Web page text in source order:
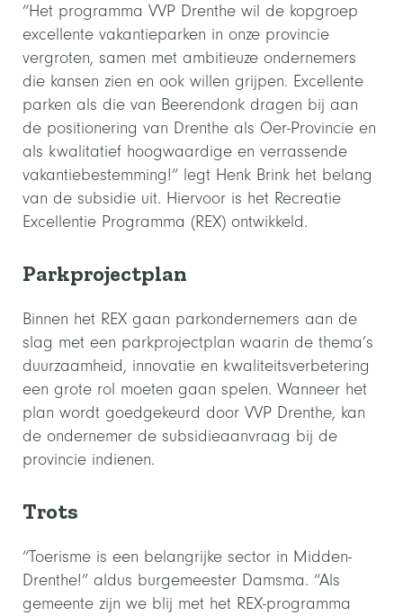
“Het programma VVP Drenthe wil de kopgroep
excellente vakantieparken in onze provincie
vergroten, samen met ambitieuze ondernemers
die kansen zien en ook willen grijpen. Excellente
parken als die van Beerendonk dragen bij aan
de positionering van Drenthe als Oer-Provincie en
als kwalitatief hoogwaardige en verrassende
vakantiebestemming!” legt Henk Brink het belang
van de subsidie uit. Hiervoor is het Recreatie
Excellentie Programma (REX) ontwikkeld.
Parkprojectplan
Binnen het REX gaan parkondernemers aan de
slag met een parkprojectplan waarin de thema’s
duurzaamheid, innovatie en kwaliteitsverbetering
een grote rol moeten gaan spelen. Wanneer het
plan wordt goedgekeurd door VVP Drenthe, kan
de ondernemer de subsidieaanvraag bij de
provincie indienen.
Trots
“Toerisme is een belangrijke sector in Midden-
Drenthe!” aldus burgemeester Damsma. “Als
gemeente zijn we blij met het REX-programma